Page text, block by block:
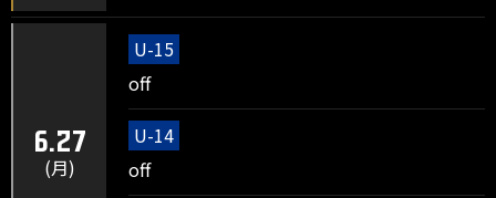
6.27
(月)
U-15
off
U-14
off